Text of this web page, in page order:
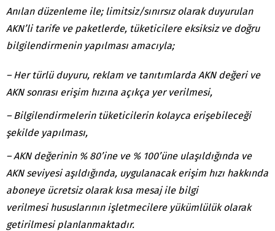
Anılan düzenleme ile; limitsiz/sınırsız olarak duyurulan
AKN’li tarife ve paketlerde, tüketicilere eksiksiz ve doğru
bilgilendirmenin yapılması amacıyla;
– Her türlü duyuru, reklam ve tanıtımlarda AKN değeri ve
AKN sonrası erişim hızına açıkça yer verilmesi,
– Bilgilendirmelerin tüketicilerin kolayca erişebileceği
şekilde yapılması,
– AKN değerinin % 80’ine ve % 100’üne ulaşıldığında ve
AKN seviyesi aşıldığında, uygulanacak erişim hızı hakkında
aboneye ücretsiz olarak kısa mesaj ile bilgi
verilmesihususlarının işletmecilere yükümlülük olarak
getirilmesi planlanmaktadır.